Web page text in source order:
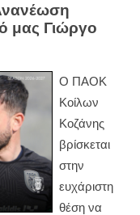
μας Γιώργο
Ο ΠΑΟΚ
Κοίλων
Κοζάνης
βρίσκεται
στην
ευχάριστη
θέση να